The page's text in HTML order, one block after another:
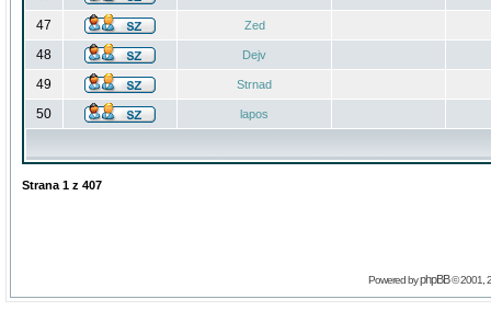
47 Zed
48 Dejv
49 Strnad
50 lapos
Strana 1 z 407
Powered byphpBB© 2001,